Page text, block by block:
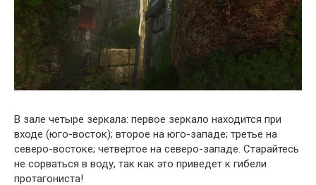
В зале четыре зеркала: первое зеркало находится при
входе (юго-восток); второе на юго-западе; третье на
северо-востоке; четвертое на северо-западе. Старайтесь
не сорваться в воду, так как это приведет к гибели
протагониста!